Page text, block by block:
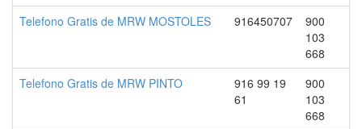
Telefono Gratis de MRW MOSTOLES
916450707
900
103
668
Telefono Gratis de MRW PINTO
916 99 19
61
900
103
668